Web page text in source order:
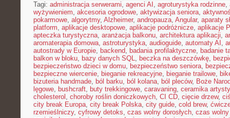
Tagi: administracja serwerami, agenci AI , agroturystyka rodzinne,
wyżywieniem, akcesoria ogrodowe, aktywizacja seniora,
pokarmowe, algorytmy, Alzheimer, andropauza, Angular, aparaty
platform, aplikacje desktopowe, aplikacje podróżnicze, aplikacje
apteczka turystyczna, aranżacja balkonu, architektura aplikacji,
aromaterapia domowa, astroturystyka, audioguide, automaty AI ,
autostrady w Europie, backend, badania profilaktyczne, badanie
balkon w bloku, bazy danych SQL, beczka na deszczówkę,
bezpieczeństwo dzieci w domu, bezpieczeństwo seniora,
bezpieczne wiercenie, bieganie rekreacyjne, bieganie trailowe,
bizuteria handmade, ból barku, ból kolana, ból pleców, Boże
lęgowe, bushcraft, buty trekkingowe, caravaning, ceramika
cholesterol , choroby roślin doniczkowych, CI CD, cięcie drzew,
city break Europa, city break Polska, city guide, cold brew,
rzemieślniczy, cyfrowy detoks, czas wolny dorosłych, czas